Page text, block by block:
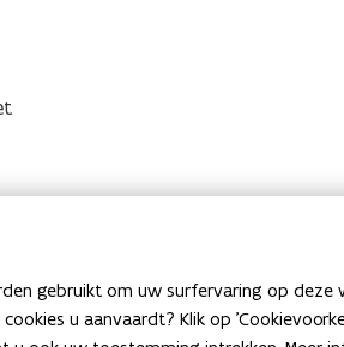
gebruikt om uw surfervaring op deze
u aanvaardt? Klik op